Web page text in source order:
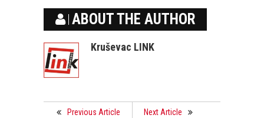
ABOUT THE AUTHOR
Kruševac LINK
Previous Article Next Article